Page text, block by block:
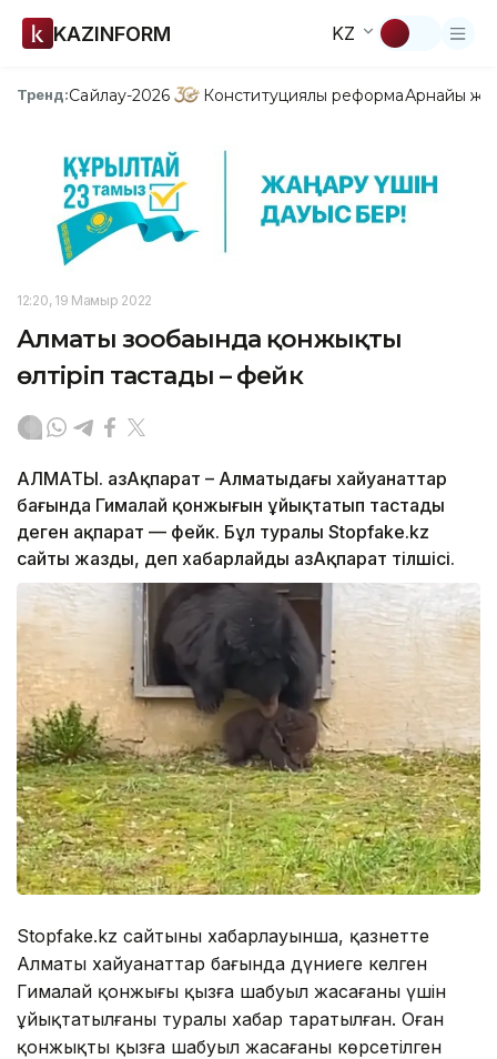
KAZINFORM KZ
Тренд:Сайлау-2026 Конституциялық реформаАрнайы
12:20, 19 Мамыр 2022
Алматы зообағында қонжықты
өлтіріп тастады – фейк
АЛМАТЫ. ҚазАқпарат – Алматыдағы хайуанаттар
бағында Гималай қонжығын ұйықтатып тастады
деген ақпарат — фейк. Бұл туралы Stopfake.kz
сайты жазды, деп хабарлайды ҚазАқпарат тілшісі.
Stopfake.kz сайтының хабарлауынша, қазнетте
Алматы хайуанаттар бағында дүниеге келген
Гималай қонжығы қызға шабуыл жасағаны үшін
ұйықтатылғаны туралы хабар таратылған. Оған
қонжықтың қызға шабуыл жасағаны көрсетілген